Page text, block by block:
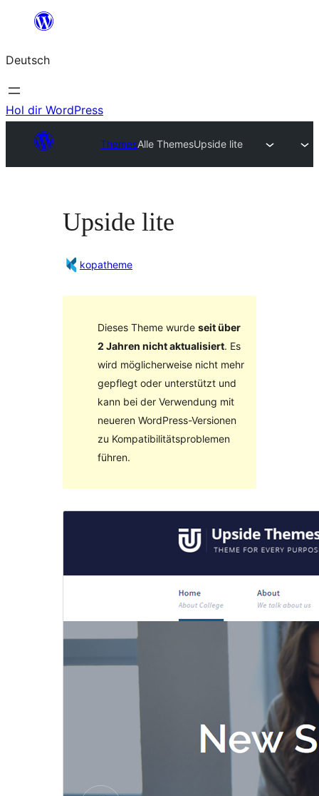
springen
Deutsch
Hol dir WordPress
ThemesAlle ThemesUpside lite
Upside lite
kopatheme
Dieses Theme wurde seit über
2 Jahren nicht aktualisiert. Es
wird möglicherweise nicht mehr
gepflegt oder unterstützt und
kann bei der Verwendung mit
neueren WordPress-Versionen
zu Kompatibilitätsproblemen
führen.